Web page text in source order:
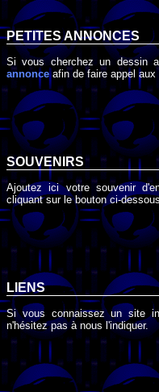
PETITES ANNONCES
Si vous cherchez un dessin
annonceafin de faire appel aux
SOUVENIRS
Ajoutez ici votre souvenir
cliquant sur le bouton ci-
LIENS
Si vous connaissez un site
n'hésitez pas à nous l'indiquer.